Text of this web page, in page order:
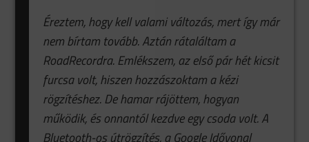
Éreztem, hogy kell valami változás, mert így már
nem bírtam tovább.Aztán rátaláltam a
RoadRecordra. Emlékszem, az első pár hét kicsit
furcsa volt, hiszen hozzászoktam a kézi
rögzítéshez. De hamar rájöttem, hogyan
működik, és onnantól kezdve egy csoda volt. A
Bluetooth-os útrögzítés, a Google Idővonal